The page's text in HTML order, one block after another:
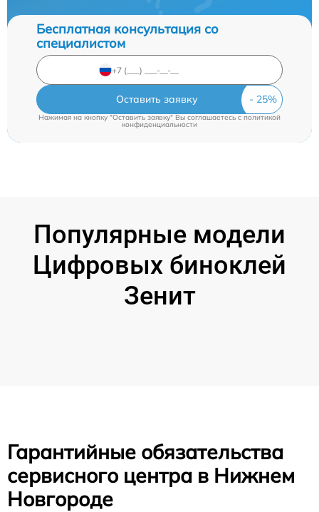
Бесплатная консультация со
специалистом
Оставить заявку
Нажимая на кнопку "Оставить заявку" Вы соглашаетесь cполитикой
конфиденциальности
Популярные модели
Цифровых биноклей
Зенит
Гарантийные обязательства
сервисного центра в Нижнем
Новгороде